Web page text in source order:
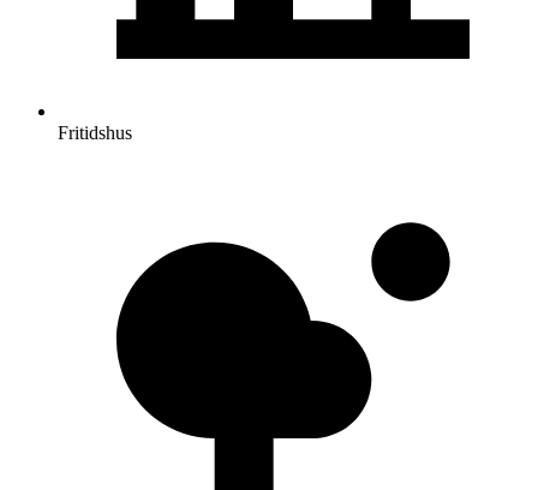
Fritidshus